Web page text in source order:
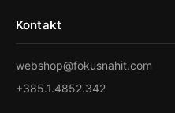
Kontakt
webshop@fokusnahit.com
+385.1.4852.342